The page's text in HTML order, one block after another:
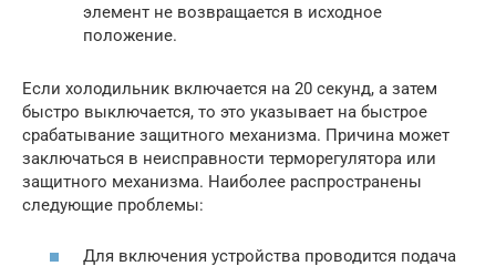
элемент не возвращается в исходное
положение.
Если холодильник включается на 20 секунд, а затем
быстро выключается, то это указывает на быстрое
срабатывание защитного механизма. Причина может
заключаться в неисправности терморегулятора или
защитного механизма. Наиболее распространены
следующие проблемы:
Для включения устройства проводится подача